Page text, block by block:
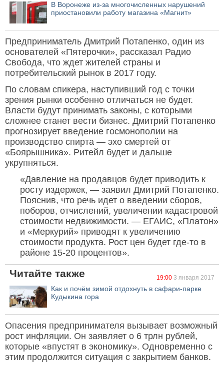
В Воронеже из-за многочисленных нарушений
приостановили работу магазина «Магнит»
Предприниматель Дмитрий Потапенко, один из
основателей «Пятерочки», рассказал Радио
Свобода, что ждет жителей страны и
потребительский рынок в 2017 году.
По словам спикера, наступивший год с точки
зрения рынки особенно отличаться не будет.
Власти будут принимать законы, с которыми
сложнее станет вести бизнес. Дмитрий Потапенко
прогнозирует введение госмонополии на
производство спирта — эхо смертей от
«Боярышника». Ритейл будет и дальше
укрупняться.
«Давление на продавцов будет приводить к
росту издержек, — заявил Дмитрий Потапенко.
Пояснив, что речь идет о введении сборов,
поборов, отчислений, увеличении кадастровой
стоимости недвижимости. — ЕГАИС, «Платон»
и «Меркурий» приводят к увеличению
стоимости продукта. Рост цен будет где-то в
районе 15-20 процентов».
Читайте также 19:00 3 января 2017
Как и почём зимой отдохнуть в сафари-парке
Кудыкина гора
Опасения предпринимателя вызывает возможный
рост инфляции. Он заявляет о 6 трлн рублей,
которые «впустят в экономику». Одновременно с
этим продолжится ситуация с закрытием банков.